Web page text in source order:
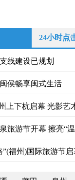
24小时点
线建设已规划
侯畅享闽式生活
上下杭启幕 光影艺
旅游节开幕 擦亮“
福州)国际旅游节启